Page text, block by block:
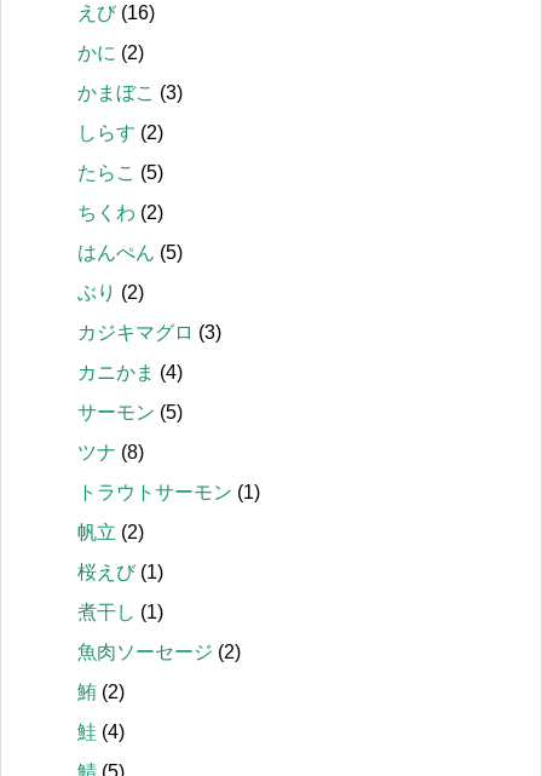
えび(16)
かに (2)
かまぼこ (3)
しらす (2)
たらこ (5)
ちくわ (2)
はんぺん (5)
ぶり (2)
カジキマグロ (3)
カニかま (4)
サーモン (5)
ツナ (8)
トラウトサーモン (1)
帆立 (2)
桜えび(1)
煮干し (1)
魚肉ソーセージ (2)
鮪 (2)
鮭 (4)
鯖 (5)